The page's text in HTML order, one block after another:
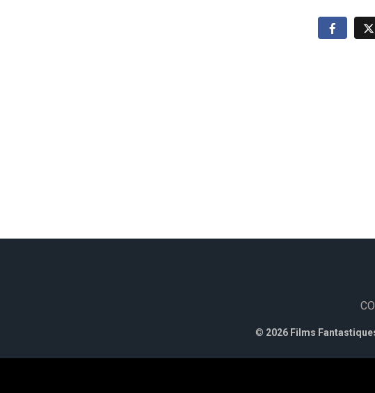
© 2026 Films